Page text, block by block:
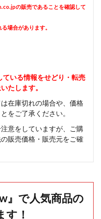
の販売であることを確認して
場合があります。
いる情報をせどり・転売
たします。
在庫切れの場合や、価格
をご了承ください。
意をしていますが、ご購
販売価格・販売元をご確
』で人気商品の
す！